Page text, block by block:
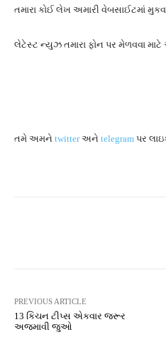
તમારા કોઈ લેખ અમારી વેબસાઈટમાં
લેટેસ્ટ ન્યુઝ તમારા ફોન પર મેળવવા
તમે અમને twitterઅને telegram પર
PREVIOUS ARTICLE
13 કિચન ટીપ્સ એકવાર જરૂર
અજમાવી જુઓ